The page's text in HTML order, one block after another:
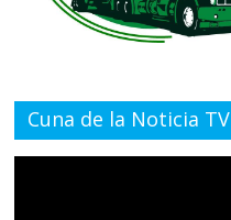
Cuna de la Noticia TV